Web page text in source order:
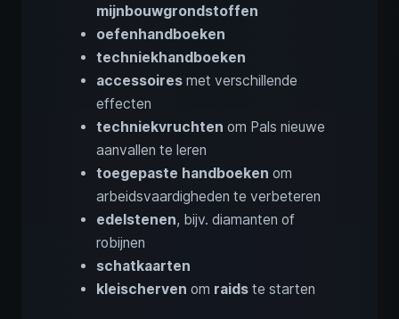
mijnbouwgrondstoffen
oefenhandboeken
techniekhandboeken
accessoires met verschillende
effecten
techniekvruchten om Pals nieuwe
aanvallen te leren
toegepaste handboeken om
arbeidsvaardigheden te verbeteren
edelstenen, bijv. diamanten of
robijnen
schatkaarten
kleischerven om raids te starten